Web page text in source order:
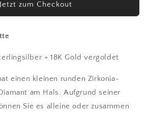
Jetzt zum Checkout
+ 18K Gold vergoldet
einen kleinen runden Zirkonia-
am Hals. Aufgrund seiner
Sie es alleine oder zusammen